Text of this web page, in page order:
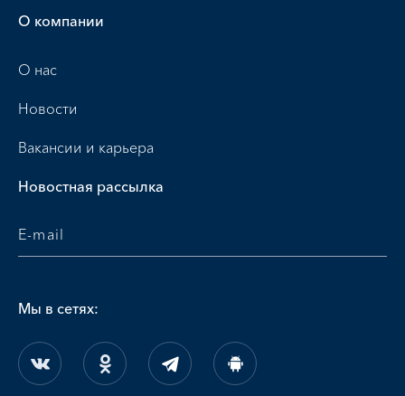
О компании
О нас
Новости
Вакансии и карьера
Новостная рассылка
Мы в сетях: